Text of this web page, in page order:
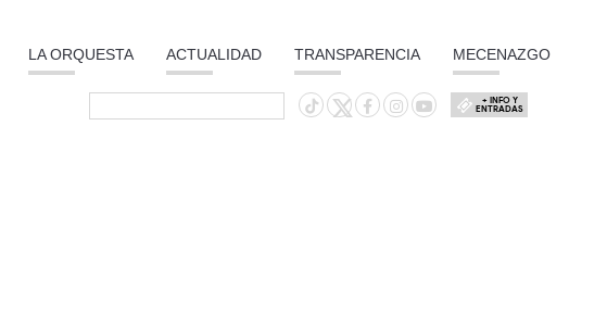
LA ORQUESTA ACTUALIDAD TRANSPARENCIA MECENAZGO
+ INFO Y
ENTRADAS